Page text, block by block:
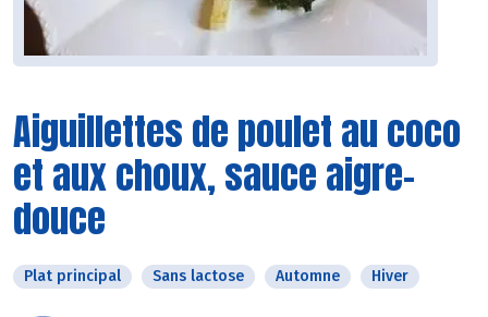
Aiguillettes de poulet au coco
et aux choux, sauce aigre-
douce
Plat principal Sans lactose Automne Hiver